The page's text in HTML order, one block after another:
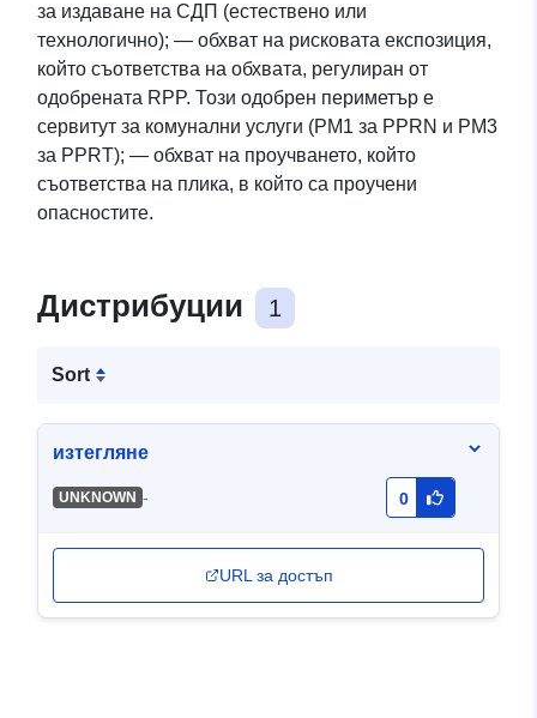
за издаване на СДП (естествено или
технологично); — обхват на рисковата експозиция,
който съответства на обхвата, регулиран от
одобрената RPP. Този одобрен периметър е
сервитут за комунални услуги (PM1 за PPRN и PM3
за PPRT); — обхват на проучването, който
съответства на плика, в който са проучени
опасностите.
Дистрибуции 1
Sort
изтегляне
UNKNOWN - 0
URL за достъп